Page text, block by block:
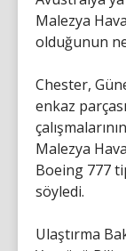
Malezya
olduğunun
Chester,
enkaz
Malezya
Boeing 777
söyledi.
Ulaştırma